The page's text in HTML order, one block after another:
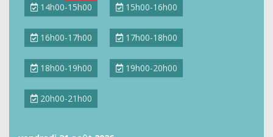
14h00-15h00 15h00-16h00
16h00-17h00 17h00-18h00
18h00-19h00 19h00-20h00
20h00-21h00